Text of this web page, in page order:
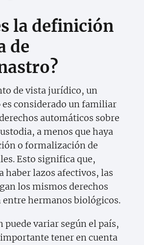
la definición
de
de vista jurídico, un
es considerado un familiar
automáticos sobre
a menos que haya
o formalización de
Esto significa que,
haber lazos afectivos, las
los mismos derechos
entre hermanos biológicos.
puede variar según el país,
tener en cuenta